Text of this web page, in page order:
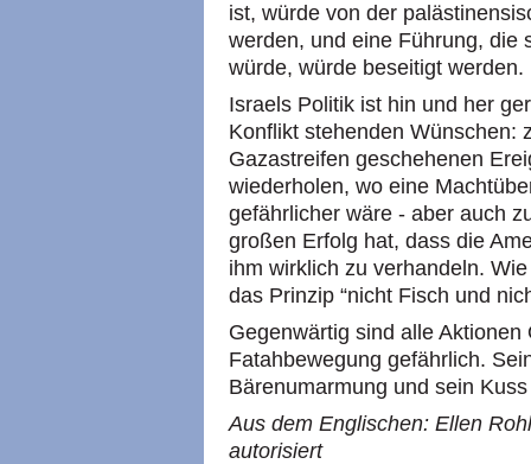
ist, würde von der
werden, und eine Führung, die
würde, würde beseitigt werden.
Israels Politik ist hin und her
Konflikt stehenden Wünschen:
Gazastreifen geschehenen
wiederholen, wo eine
gefährlicher wäre - aber auch
großen Erfolg hat, dass die
ihm wirklich zu verhandeln.
das Prinzip “nicht Fisch und
Gegenwärtig sind alle
Fatahbewegung gefährlich.
Bärenumarmung und sein
Aus dem Englischen: Ellen
autorisiert